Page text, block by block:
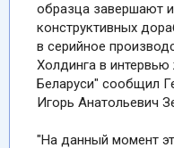
образца завершают
конструктивных
в серийное
Холдинга в
Беларуси" сообщил
Игорь Анатольевич
"На данный момент